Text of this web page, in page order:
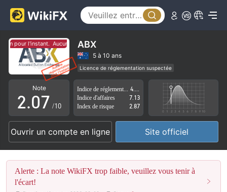
pour l'instant. Aucune réglementation pour l'instant.
ABX
5 à 10 ans
Licence de réglementation suspectée
Région d'affaires suspectée
Risque élevé potentiel
Note
0
1
2
3
4
5
6
.0
1
2
3
4
3
4
5
6
7
8
9
/10
Indice d'affaires
7.13
Index de risque
2.87
Ouvrir un compte en ligne Site officiel
Alerte : La note WikiFX trop faible, veuillez vous tenir à
l'écart!